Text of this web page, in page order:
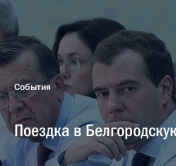
События
Поездка в